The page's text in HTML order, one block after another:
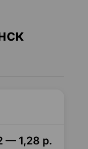
— 1,28 р.